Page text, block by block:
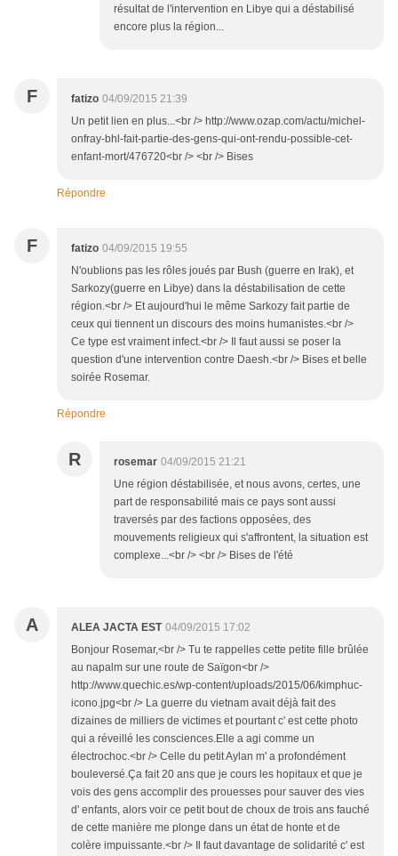
résultat de l'intervention en Libye qui a déstabilisé
encore plus la région...
F fatizo 04/09/2015 21:39
Un petit lien en plus...<br /> http://www.ozap.com/actu/michel-
onfray-bhl-fait-partie-des-gens-qui-ont-rendu-possible-cet-
enfant-mort/476720<br /> <br /> Bises
Répondre
F fatizo 04/09/2015 19:55
N'oublions pas les rôles joués par Bush (guerre en Irak), et
Sarkozy(guerre en Libye) dans la déstabilisation de cette
région.<br /> Et aujourd'hui le même Sarkozy fait partie de
ceux qui tiennent un discours des moins humanistes.<br />
Ce type est vraiment infect.<br /> Il faut aussi se poser la
question d'une intervention contre Daesh.<br /> Bises et belle
soirée Rosemar.
Répondre
R rosemar 04/09/2015 21:21
Une région déstabilisée, et nous avons, certes, une
part de responsabilité mais ce pays sont aussi
traversés par des factions opposées, des
mouvements religieux qui s'affrontent, la situation est
complexe...<br /> <br /> Bises de l'été
A ALEA JACTA EST 04/09/2015 17:02
Bonjour Rosemar,<br /> Tu te rappelles cette petite fille brûlée
au napalm sur une route de Saïgon<br />
http://www.quechic.es/wp-content/uploads/2015/06/kimphuc-
icono.jpg<br /> La guerre du vietnam avait déjà fait des
dizaines de milliers de victimes et pourtant c' est cette photo
qui a réveillé les consciences.Elle a agi comme un
électrochoc.<br /> Celle du petit Aylan m' a profondément
bouleversé.Ça fait 20 ans que je cours les hopitaux et que je
vois des gens accomplir des prouesses pour sauver des vies
d' enfants, alors voir ce petit bout de choux de trois ans fauché
de cette manière me plonge dans un état de honte et de
colère impuissante.<br /> Il faut davantage de solidarité c' est